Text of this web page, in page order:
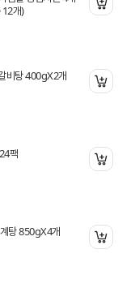
12개)
비탕 400gX2개
팩
탕 850gX4개